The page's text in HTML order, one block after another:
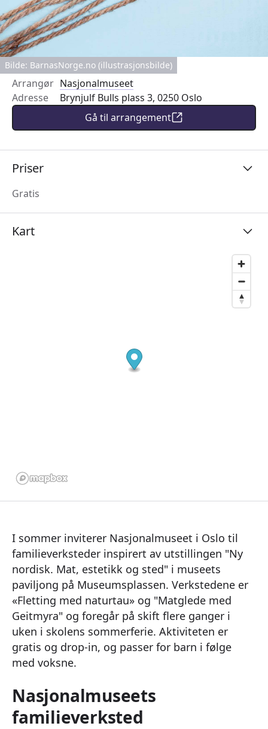
Bilde: BarnasNorge.no (illustrasjonsbilde)
Arrangør Nasjonalmuseet
Adresse
Brynjulf Bulls plass 3, 0250 Oslo
Gå til arrangement
Priser
Gratis
Kart
I sommer inviterer Nasjonalmuseet i Oslo til
familieverksteder inspirert av utstillingen "Ny
nordisk. Mat, estetikk og sted" i museets
paviljong på Museumsplassen. Verkstedene er
«Fletting med naturtau» og "Matglede med
Geitmyra" og foregår på skift flere ganger i
uken i skolens sommerferie. Aktiviteten er
gratis og drop-in, og passer for barn i følge
med voksne.
Nasjonalmuseets
familieverksted